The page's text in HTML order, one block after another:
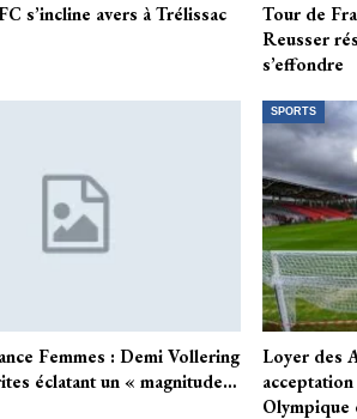
s’incline avers à Trélissac
Tour de
Reusser
s’effondre
Femmes : Demi Vollering
éclatant un « magnitude…
SPORTS
Loyer des
Olympique